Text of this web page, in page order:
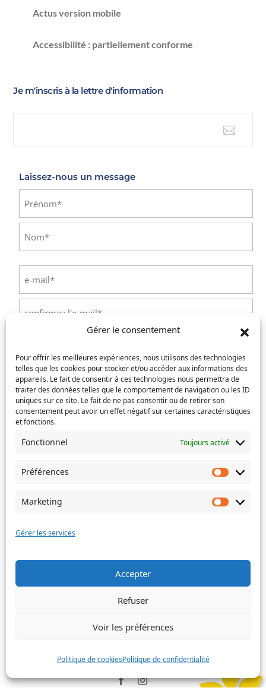
Gérer le consentement
Pour offrir les meilleures expériences, nous utilisons des technologies
telles que les cookies pour stocker et/ou accéder aux informations des
appareils. Le fait de consentir à ces technologies nous permettra de
traiter des données telles que le comportement de navigation ou les ID
uniques sur ce site. Le fait de ne pas consentir ou de retirer son
consentement peut avoir un effet négatif sur certaines caractéristiques
et fonctions.
Fonctionnel Toujours activé
Préférences
Marketing
Gérer les services
Accepter
Refuser
Voir les préférences
Politique de cookiesPolitique de confidentialité
Actus version mobile
Accessibilité : partiellement conforme
Je m'inscris à la lettre d'information

Laissez-nous un message
Prénom
mail(Nécessaire)
Saisissez
un
mail
Service concerné (Nécessaire)
Si votre demande concerne des actes de naissance et/ou
de mariage, choisissez l'Etat-Civil comme service
©Ville de Trois-Bassins – 2022